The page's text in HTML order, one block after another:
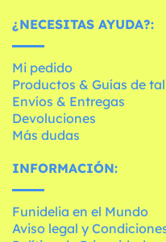
¿NECESITAS AYUDA?:
Mi pedido
Productos & Guías de
Envíos & Entregas
Devoluciones
Más dudas
INFORMACIÓN:
Funidelia en el Mundo
Aviso legal y